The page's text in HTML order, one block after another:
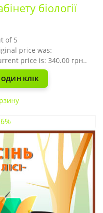
біології
of 5
price was:
price is: 340.00 грн..
КЛІК